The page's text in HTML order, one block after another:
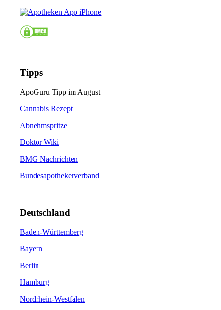
Tipps
ApoGuru Tipp im August
Cannabis Rezept
Abnehmspritze
Doktor Wiki
BMG Nachrichten
Bundesapothekerverband
Deutschland
Baden-Württemberg
Bayern
Berlin
Hamburg
Nordrhein-Westfalen